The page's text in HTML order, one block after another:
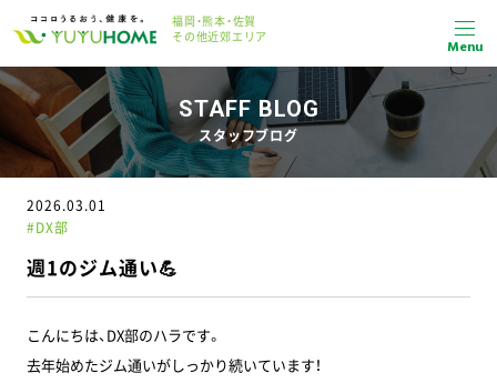
福岡・熊本・佐賀
その他近郊エリア
Menu
STAFF BLOG
スタッフブログ
2026.03.01
#DX部
週1のジム通い💪
こんにちは、DX部のハラです。
去年始めたジム通いがしっかり続いています！